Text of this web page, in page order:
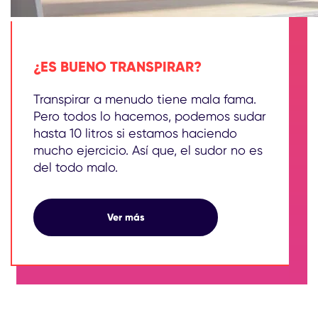
¿ES BUENO TRANSPIRAR?
Transpirar a menudo tiene mala fama.
Pero todos lo hacemos, podemos sudar
hasta 10 litros si estamos haciendo
mucho ejercicio. Así que, el sudor no es
del todo malo.
Ver más¿ES BUENO TRANSPIRAR?